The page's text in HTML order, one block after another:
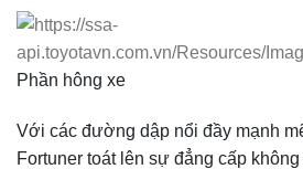
Phần hông xe
Với các đường dập nổi đầy mạnh
Fortuner toát lên sự đẳng cấp